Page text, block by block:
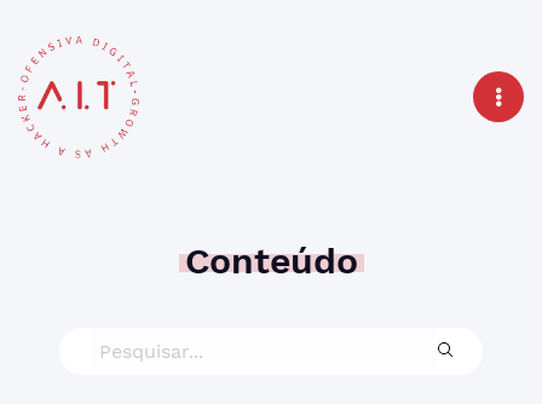
Conteúdo